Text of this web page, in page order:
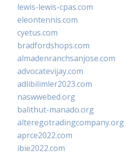
lewis-lewis-cpas.com
eleontennis.com
cyetus.com
bradfordshops.com
almadenranchsanjose.com
advocatevijay.com
adlibilimler2023.com
naswwebed.org
balithut-manado.org
alteregotradingcompany.org
aprce2022.com
ibie2022.com